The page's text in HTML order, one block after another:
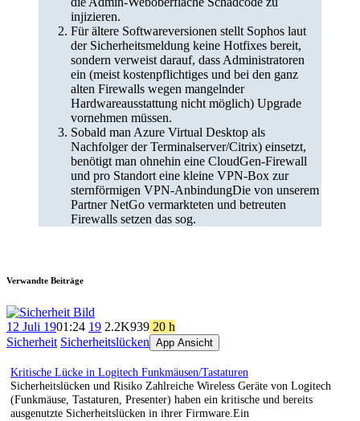
injizieren.
Für ältere Softwareversionen stellt Sophos laut
der Sicherheitsmeldung keine Hotfixes bereit,
sondern verweist darauf, dass Administratoren
ein (meist kostenpflichtiges und bei den ganz
alten Firewalls wegen mangelnder
Hardwareausstattung nicht möglich) Upgrade
vornehmen müssen.
Sobald man Azure Virtual Desktop als
Nachfolger der Terminalserver/Citrix) einsetzt,
benötigt man ohnehin eine CloudGen-Firewall
und pro Standort eine kleine VPN-Box zur
sternförmigen VPN-AnbindungDie von unserem
Partner NetGo vermarkteten und betreuten
Firewalls setzen das sog.
Verwandte Beiträge
12 Juli 1901:24 19 2.2K939 20 h
Sicherheit Sicherheitslücken App Ansicht
Kritische Lücke in Logitech Funkmäusen/Tastaturen
Sicherheitslücken und Risiko Zahlreiche Wireless Geräte von Logitech
(Funkmäuse, Tastaturen, Presenter) haben ein kritische und bereits
ausgenutzte Sicherheitslücken in ihrer Firmware.Ein